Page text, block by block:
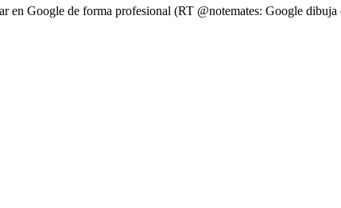
en Google de forma profesional (RT @notemates: Google